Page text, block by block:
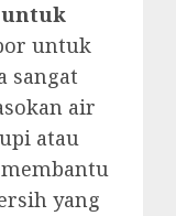
untuk
untuk
sangat
air
atau
yang